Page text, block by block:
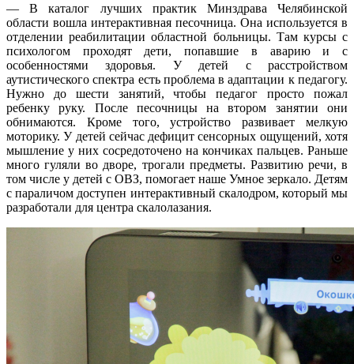
— В каталог лучших практик Минздрава Челябинской
области вошла интерактивная песочница. Она используется в
отделении реабилитации областной больницы. Там курсы с
психологом проходят дети, попавшие в аварию и с
особенностями здоровья. У детей с расстройством
аутистического спектра есть проблема в адаптации к педагогу.
Нужно до шести занятий, чтобы педагог просто пожал
ребенку руку. После песочницы на втором занятии они
обнимаются. Кроме того, устройство развивает мелкую
моторику. У детей сейчас дефицит сенсорных ощущений, хотя
мышление у них сосредоточено на кончиках пальцев. Раньше
много гуляли во дворе, трогали предметы. Развитию речи, в
том числе у детей с ОВЗ, помогает наше Умное зеркало. Детям
с параличом доступен интерактивный скалодром, который мы
разработали для центра скалолазания.